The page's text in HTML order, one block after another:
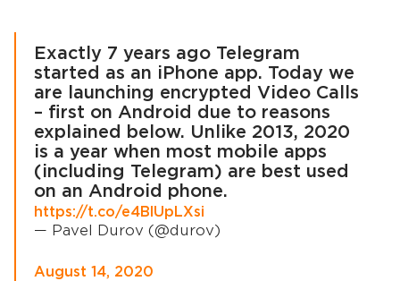
Exactly 7 years ago Telegram
started as an iPhone app. Today we
are launching encrypted Video Calls
– first on Android due to reasons
explained below. Unlike 2013, 2020
is a year when most mobile apps
(including Telegram) are best used
on an Android phone.
https://t.co/e4BlUpLXsi
— Pavel Durov (@durov)
August 14, 2020